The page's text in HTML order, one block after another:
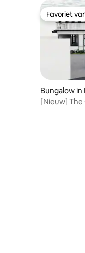
Favoriet
Favoriet
Bungalow in
[Nieuw] The